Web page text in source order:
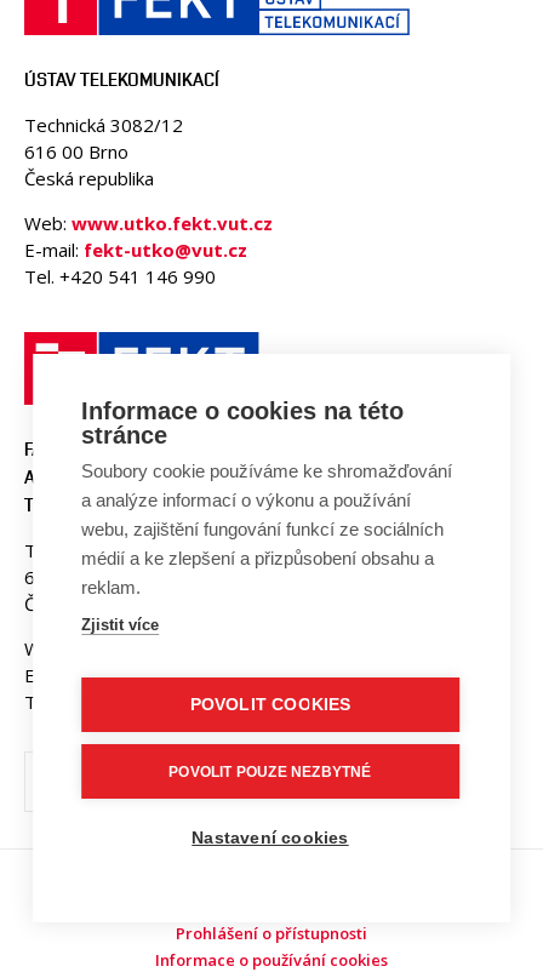
ÚSTAV TELEKOMUNIKACÍ
Technická 3082/12
616 00 Brno
Česká republika
Web: www.utko.fekt.vut.cz
E-mail: fekt-utko@vut.cz
Tel. +420 541 146 990
FAKULTA ELEKTROTECHNIKY
A KOMUNIKAČNÍCH
TECHNOLOGIÍ, VUT V BRNĚ
Technická 3058/10
616 00 Brno
Česká republika
Web:
E-mail:fekt-info@vut.cz
Tel: +420 541 141 111
Prohlášení o přístupnosti
Informace o používání cookies
Informace o cookies na této
stránce
Soubory cookie používáme ke shromažďování
a analýze informací o výkonu a používání
webu, zajištění fungování funkcí ze sociálních
médií a ke zlepšení a přizpůsobení obsahu a
reklam.
Zjistit více
POVOLIT COOKIES
POVOLIT POUZE NEZBYTNÉ
Nastavení cookies